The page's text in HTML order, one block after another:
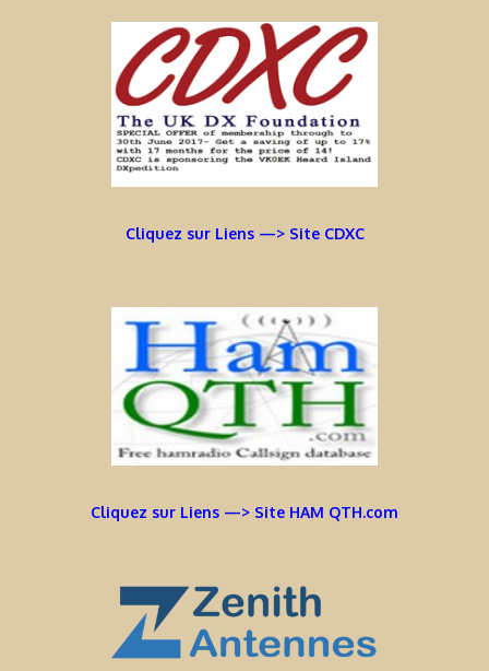
Cliquez sur Liens —> Site CDXC
Cliquez sur Liens —> Site HAM QTH.com